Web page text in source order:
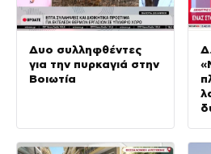
Δυο συλληφθέντες
για την πυρκαγιά στην
Βοιωτία